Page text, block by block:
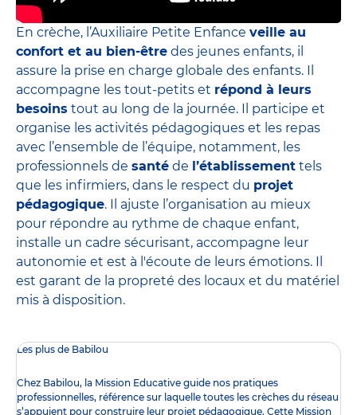
En crèche, l’Auxiliaire Petite Enfance veille au
confort et au bien-être des jeunes enfants, il
assure la prise en charge globale des enfants. Il
accompagne les tout-petits et répond à leurs
besoins tout au long de la journée. Il participe et
organise les activités pédagogiques et les repas
avec l’ensemble de l’équipe, notamment, les
professionnels de santé de l’établissement tels
que les infirmiers, dans le respect du projet
pédagogique. Il ajuste l’organisation au mieux
pour répondre au rythme de chaque enfant,
installe un cadre sécurisant, accompagne leur
autonomie et est à l'écoute de leurs émotions. Il
est garant de la propreté des locaux et du matériel
mis à disposition.
Les plus de Babilou
Chez Babilou, la Mission Educative guide nos pratiques
professionnelles, référence sur laquelle toutes les crèches du réseau
s’appuient pour construire leur projet pédagogique. Cette Mission